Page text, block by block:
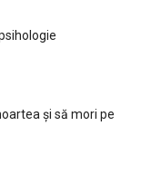
și să mori pe